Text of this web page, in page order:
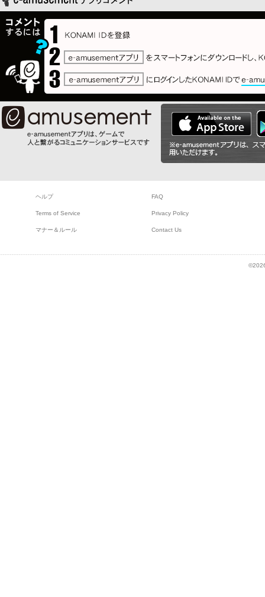
ヘルプ FAQ
Terms of Service Privacy Policy
マナー＆ルール Contact Us